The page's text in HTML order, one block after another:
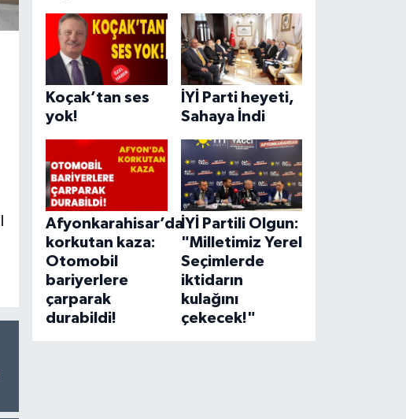
Koçak’tan ses
yok!
İYİ Parti heyeti,
Sahaya İndi
Afyonkarahisar’da
korkutan kaza:
Otomobil
bariyerlere
çarparak
durabildi!
İYİ Partili Olgun:
"Milletimiz Yerel
Seçimlerde
iktidarın
kulağını
çekecek!"